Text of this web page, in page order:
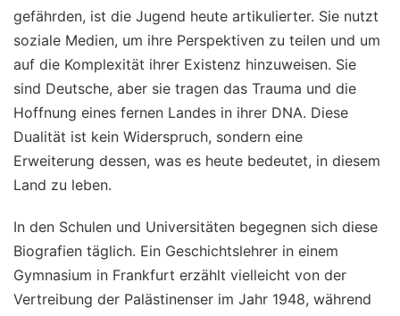
gefährden, ist die Jugend heute artikulierter. Sie nutzt
soziale Medien, um ihre Perspektiven zu teilen und um
auf die Komplexität ihrer Existenz hinzuweisen. Sie
sind Deutsche, aber sie tragen das Trauma und die
Hoffnung eines fernen Landes in ihrer DNA. Diese
Dualität ist kein Widerspruch, sondern eine
Erweiterung dessen, was es heute bedeutet, in diesem
Land zu leben.
In den Schulen und Universitäten begegnen sich diese
Biografien täglich. Ein Geschichtslehrer in einem
Gymnasium in Frankfurt erzählt vielleicht von der
Vertreibung der Palästinenser im Jahr 1948, während